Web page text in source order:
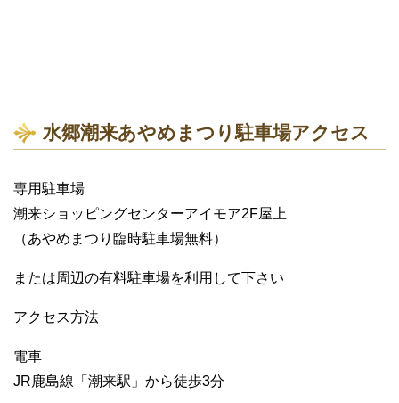
水郷潮来あやめまつり駐車場アクセス
専用駐車場
潮来ショッピングセンターアイモア2F屋上
（あやめまつり臨時駐車場無料）
または周辺の有料駐車場を利用して下さい
アクセス方法
電車
JR鹿島線「潮来駅」から徒歩3分